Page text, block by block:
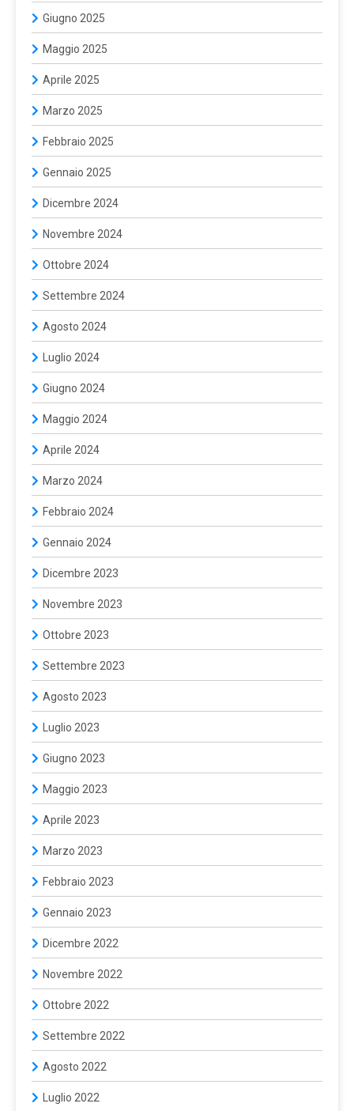
Giugno 2025
Maggio 2025
Aprile 2025
Marzo 2025
Febbraio 2025
Gennaio 2025
Dicembre 2024
Novembre 2024
Ottobre 2024
Settembre 2024
Agosto 2024
Luglio 2024
Giugno 2024
Maggio 2024
Aprile 2024
Marzo 2024
Febbraio 2024
Gennaio 2024
Dicembre 2023
Novembre 2023
Ottobre 2023
Settembre 2023
Agosto 2023
Luglio 2023
Giugno 2023
Maggio 2023
Aprile 2023
Marzo 2023
Febbraio 2023
Gennaio 2023
Dicembre 2022
Novembre 2022
Ottobre 2022
Settembre 2022
Agosto 2022
Luglio 2022